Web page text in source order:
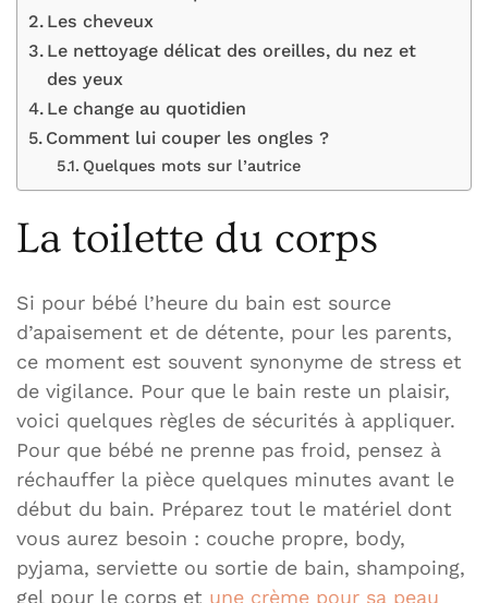
Les cheveux
Le nettoyage délicat des oreilles, du nez et
des yeux
Le change au quotidien
Comment lui couper les ongles ?
Quelques mots sur l’autrice
La toilette du corps
Si pour bébé l’heure du bain est source
d’apaisement et de détente, pour les parents,
ce moment est souvent synonyme de stress et
de vigilance. Pour que le bain reste un plaisir,
voici quelques règles de sécurités à appliquer.
Pour que bébé ne prenne pas froid, pensez à
réchauffer la pièce quelques minutes avant le
début du bain. Préparez tout le matériel dont
vous aurez besoin : couche propre, body,
pyjama, serviette ou sortie de bain, shampoing,
gel pour le corps et une crème pour sa peau